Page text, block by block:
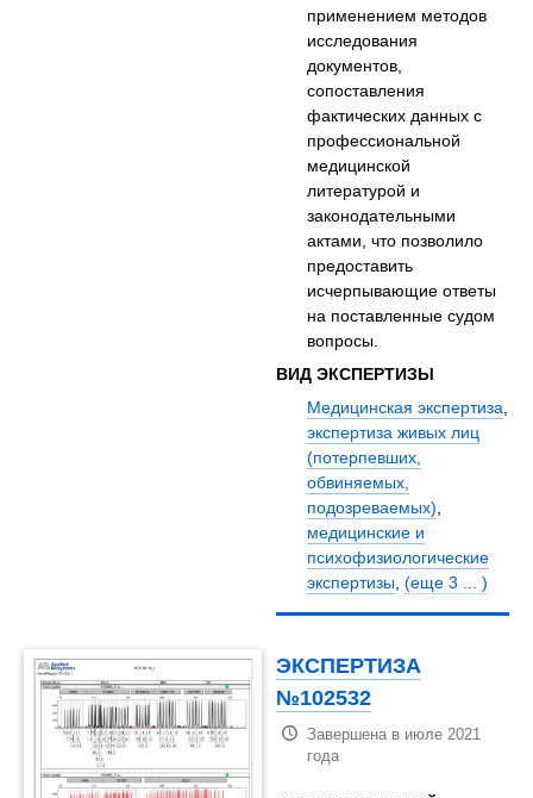
применением методов
исследования
документов,
сопоставления
фактических данных с
профессиональной
медицинской
литературой и
законодательными
актами, что позволило
предоставить
исчерпывающие ответы
на поставленные судом
вопросы.
ВИД ЭКСПЕРТИЗЫ
Медицинская экспертиза,
экспертиза живых лиц
(потерпевших,
обвиняемых,
подозреваемых),
медицинские и
психофизиологические
экспертизы,(еще 3 ... )
ЭКСПЕРТИЗА
№102532
Завершена в июле 2021
года